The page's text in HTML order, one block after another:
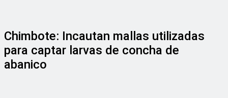
Chimbote: Incautan mallas utilizadas
para captar larvas de concha de
abanico